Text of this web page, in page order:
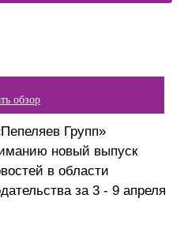
обзор
Групп»
новый выпуск
в области
за 3 - 9 апреля